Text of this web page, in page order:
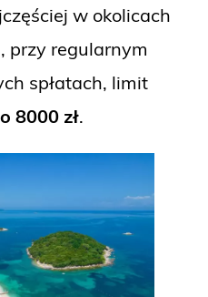
w okolicach
przy regularnym
spłatach, limit
8000 zł.